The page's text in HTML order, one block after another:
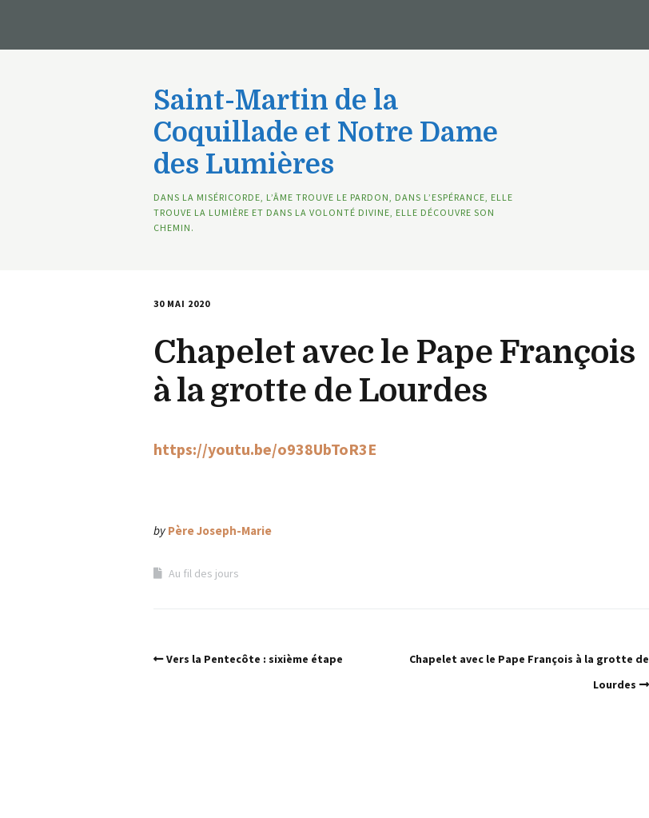
Saint-Martin de la
Coquillade et Notre Dame
des Lumières
DANS LA MISÉRICORDE, L’ÂME TROUVE LE PARDON, DANS L’ESPÉRANCE, ELLE
TROUVE LA LUMIÈRE ET DANS LA VOLONTÉ DIVINE, ELLE DÉCOUVRE SON
CHEMIN.
30 MAI 2020
Chapelet avec le Pape François
à la grotte de Lourdes
https://youtu.be/o938UbToR3E
by Père Joseph-Marie
Au fil des jours
Vers la Pentecôte : sixième étape
Chapelet avec le Pape François à la grotte de
Lourdes